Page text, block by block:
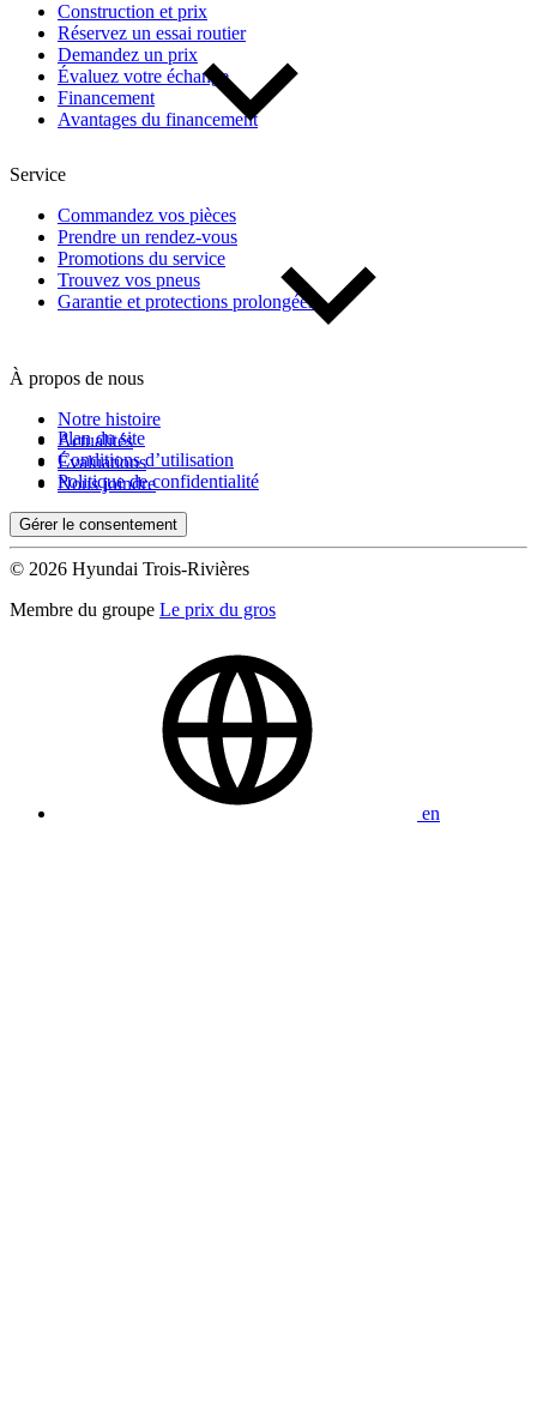
Construction et prix
Réservez un essai routier
Demandez un prix
Évaluez votre échange
Financement
Avantages du financement
Service
Commandez vos pièces
Prendre un rendez-vous
Promotions du service
Trouvez vos pneus
Garantie et protections prolongées
À propos de nous
Notre histoire
Actualités
Évaluations
Nous joindre
Plan du site
Conditions d’utilisation
Politique de confidentialité
Gérer le consentement
© 2026 Hyundai Trois-Rivières
Membre du groupe Le prix du gros
en